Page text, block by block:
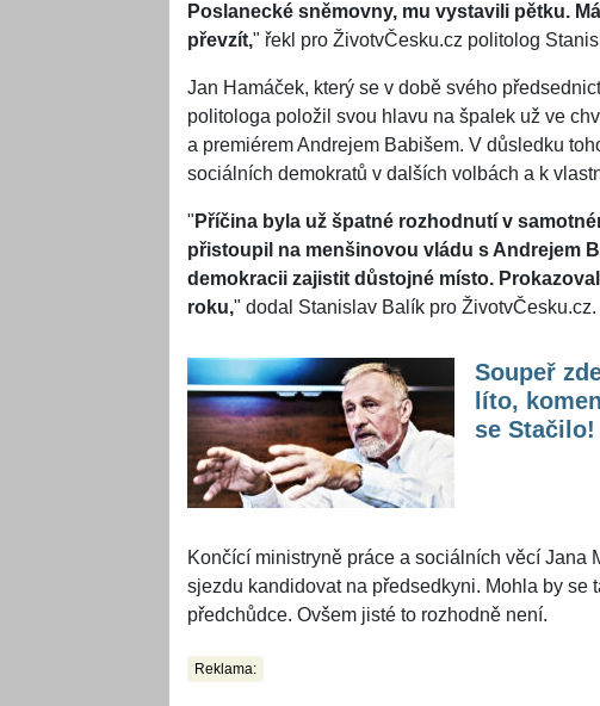
Poslanecké sněmovny, mu vystavili pětku.
převzít," řekl pro ŽivotvČesku.cz politolog
Jan Hamáček, který se v době svého
politologa položil svou hlavu na špalek už ve
a premiérem Andrejem Babišem. V důsledku
sociálních demokratů v dalších volbách a k
" Příčina byla už špatné rozhodnutí v
přistoupil na menšinovou vládu s Andrejem
demokracii zajistit důstojné místo.
roku," dodal Stanislav Balík pro ŽivotvČesku.cz.
Soupeř
líto,
se Stačilo!
Končící ministryně práce a sociálních věcí Jana
sjezdu kandidovat na předsedkyni. Mohla by se
předchůdce. Ovšem jisté to rozhodně není.
Reklama: